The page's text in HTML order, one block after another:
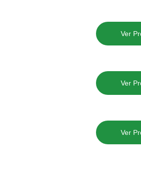
Ver
Ver
Ver